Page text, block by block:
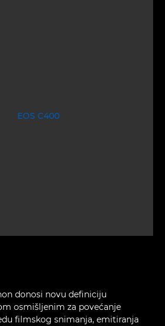
donosi novu definiciju
osmišljenim za povećanje
filmskog snimanja, emitiranja